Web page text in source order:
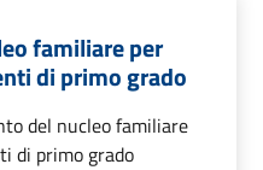
familiare per
di primo grado
del nucleo familiare
di primo grado